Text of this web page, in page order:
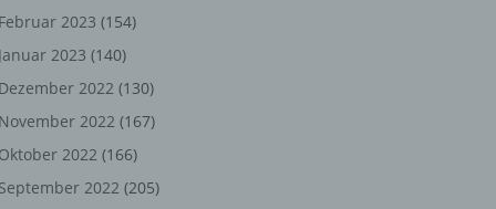
Februar 2023 (154)
Januar 2023 (140)
Dezember 2022 (130)
November 2022 (167)
Oktober 2022 (166)
September 2022 (205)